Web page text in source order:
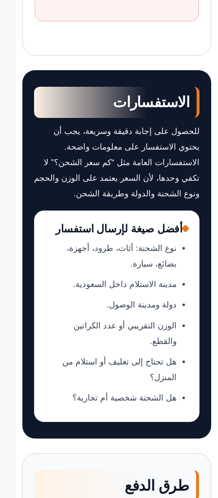
الاستفسارات
للحصول على إجابة دقيقة وسريعة، يجب أن
يحتوي الاستفسار على معلومات واضحة.
الاستفسارات العامة مثل “كم سعر الشحن؟” لا
تكفي وحدها، لأن السعر يعتمد على الوزن والحجم
ونوع الشحنة والدولة وطريقة الشحن.
أفضل صيغة لإرسال استفسار
نوع الشحنة: أثاث، طرود، أجهزة،
بضائع، سيارة.
مدينة الاستلام داخل السعودية.
دولة ومدينة الوصول.
الوزن التقريبي أو عدد الكراتين
والقطع.
هل تحتاج إلى تغليف أو استلام من
المنزل؟
هل الشحنة شخصية أم تجارية؟
طرق الدفع